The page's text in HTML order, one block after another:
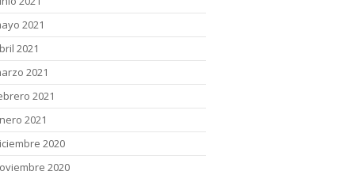
2021
2021
2021
2021
2021
2020
2020